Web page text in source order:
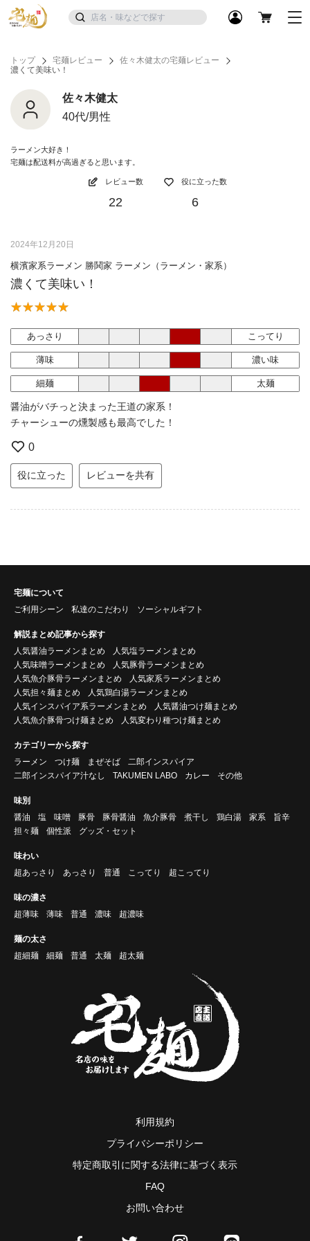
トップ 宅麺レビュー
佐々木健太の宅麺レビュー
濃くて美味い！
佐々木健太
40代/男性
ラーメン大好き！
宅麺は配送料が高過ぎると思います。
レビュー数
22
役に立った数
6
2024年12月20日
横濱家系ラーメン 勝鬨家 ラーメン（ラーメン・家系）
濃くて美味い！
あっさり こってり
薄味 濃い味
細麺 太麺
醤油がバチっと決まった王道の家系！
チャーシューの燻製感も最高でした！
0
役に立った レビューを共有
宅麺について
ご利用シーン
私達のこだわり ソーシャルギフト
解説まとめ記事から探す
人気醤油ラーメンまとめ
人気塩ラーメンまとめ
人気味噌ラーメンまとめ
人気豚骨ラーメンまとめ
人気魚介豚骨ラーメンまとめ
人気家系ラーメンまとめ
人気担々麺まとめ
人気鶏白湯ラーメンまとめ
人気インスパイア系ラーメンまとめ
人気醤油つけ麺まとめ
人気魚介豚骨つけ麺まとめ
人気変わり種つけ麺まとめ
カテゴリーから探す
ラーメン
つけ麺 まぜそば
二郎インスパイア
二郎インスパイア汁なし
TAKUMEN LABO カレー その他
味別
醤油
塩 味噌 豚骨 豚骨醤油 魚介豚骨 煮干し 鶏白湯 家系
旨辛
担々麺
個性派 グッズ・セット
味わい
超あっさり
あっさり 普通 こってり 超こってり
味の濃さ
超薄味
薄味 普通 濃味 超濃味
麺の太さ
超細麺
細麺 普通 太麺 超太麺
利用規約
プライバシーポリシー
特定商取引に関する法律に基づく表示
FAQ
お問い合わせ